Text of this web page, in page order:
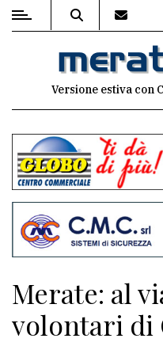
MENU
commenti
Contenuti
del
sito
Associazioni
Meteo
Versione estiva con
Merate: al
volontari di